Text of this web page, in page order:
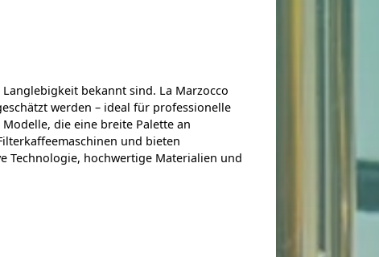
bekannt sind. La Marzocco
werden – ideal für professionelle
die eine breite Palette an
und bieten
Technologie, hochwertige Materialien und